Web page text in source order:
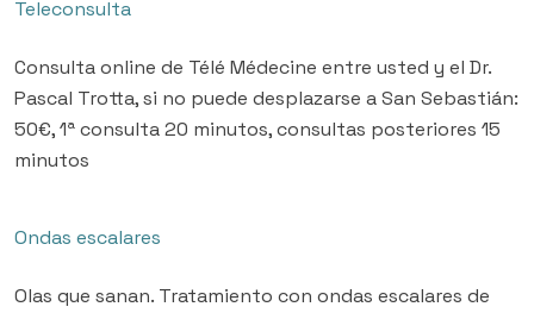
Teleconsulta
Consulta online de Télé Médecine entre usted y el Dr.
Pascal Trotta, si no puede desplazarse a San Sebastián:
50€, 1ª consulta 20 minutos, consultas posteriores 15
minutos
Ondas escalares
Olas que sanan. Tratamiento con ondas escalares de